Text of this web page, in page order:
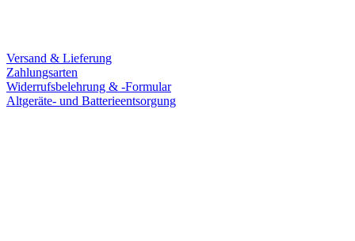
Versand & Lieferung
Zahlungsarten
Widerrufsbelehrung & -Formular
Altgeräte- und Batterieentsorgung